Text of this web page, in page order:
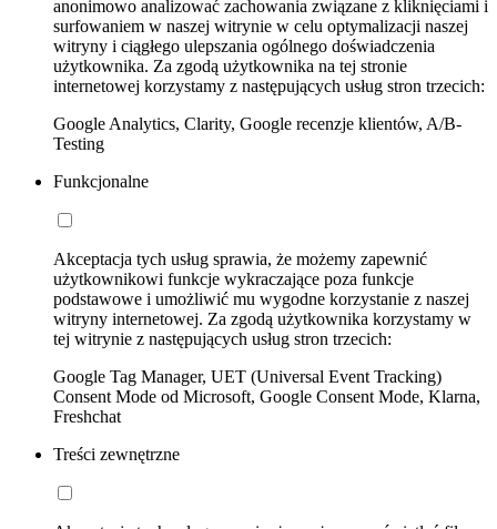
anonimowo analizować zachowania związane z kliknięciami i
surfowaniem w naszej witrynie w celu optymalizacji naszej
witryny i ciągłego ulepszania ogólnego doświadczenia
użytkownika. Za zgodą użytkownika na tej stronie
internetowej korzystamy z następujących usług stron trzecich:
Google Analytics, Clarity, Google recenzje klientów, A/B-
Testing
Funkcjonalne
Akceptacja tych usług sprawia, że możemy zapewnić
użytkownikowi funkcje wykraczające poza funkcje
podstawowe i umożliwić mu wygodne korzystanie z naszej
witryny internetowej. Za zgodą użytkownika korzystamy w
tej witrynie z następujących usług stron trzecich:
Google Tag Manager, UET (Universal Event Tracking)
Consent Mode od Microsoft, Google Consent Mode, Klarna,
Freshchat
Treści zewnętrzne